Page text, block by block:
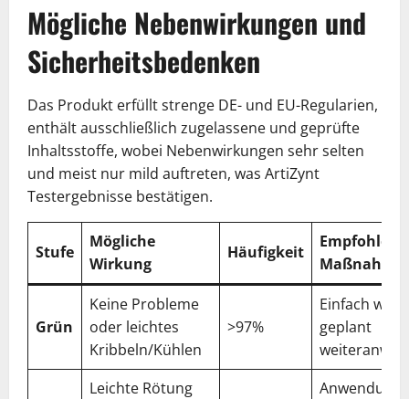
Mögliche Nebenwirkungen und
Sicherheitsbedenken
Das Produkt erfüllt strenge DE- und EU-Regularien,
enthält ausschließlich zugelassene und geprüfte
Inhaltsstoffe, wobei Nebenwirkungen sehr selten
und meist nur mild auftreten, was ArtiZynt
Testergebnisse bestätigen.
Stufe
Mögliche
Wirkung
Häufigkeit
Empfohlene
Maßnahme
Grün
Keine Probleme
oder leichtes
Kribbeln/Kühlen
>97%
Einfach wie
geplant
Leichte Rötung
Anwendung